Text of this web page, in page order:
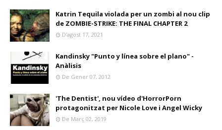
Katrin Tequila violada per un zombi al nou clip
de ZOMBIE-STRIKE: THE FINAL CHAPTER 2
D’agost 17, 2021
Kandinsky "Punto y línea sobre el plano" -
Anàlisis
De Gener 07, 2012
'The Dentist', nou vídeo d'HorrorPorn
protagonitzat per Nicole Love i Angel Wicky
De Març 02, 2019